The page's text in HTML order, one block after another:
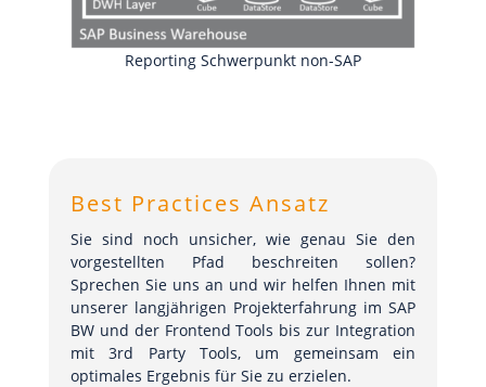
Reporting Schwerpunkt non-SAP
Best Practices Ansatz
Sie sind noch unsicher, wie genau Sie den
vorgestellten Pfad beschreiten sollen?
Sprechen Sie uns an und wir helfen Ihnen mit
unserer langjährigen Projekterfahrung im SAP
BW und der Frontend Tools bis zur Integration
mit 3rd Party Tools, um gemeinsam ein
optimales Ergebnis für Sie zu erzielen.